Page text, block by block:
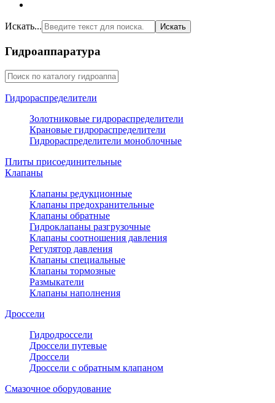
Искать... Искать
Гидроаппаратура
Гидрораспределители
Золотниковые гидрораспределители
Крановые гидрораспределители
Гидрораспределители моноблочные
Плиты присоединительные
Клапаны
Клапаны редукционные
Клапаны предохранительные
Клапаны обратные
Гидроклапаны разгрузочные
Клапаны соотношения давления
Регулятор давления
Клапаны специальные
Клапаны тормозные
Размыкатели
Клапаны наполнения
Дроссели
Гидродроссели
Дроссели путевые
Дроссели
Дроссели с обратным клапаном
Смазочное оборудование